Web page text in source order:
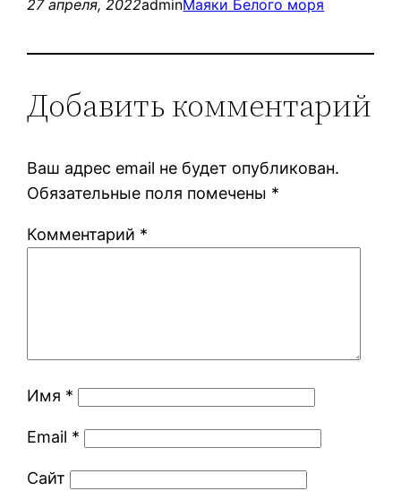
27 апреля, 2022adminМаяки Белого моря
Добавить комментарий
Ваш адрес email не будет опубликован.
Обязательные поля помечены *
Комментарий *
Имя *
Email *
Сайт